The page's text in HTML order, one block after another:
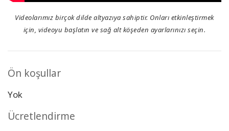
Videolarımız birçok dilde altyazıya sahiptir. Onları etkinleştirmek
için, videoyu başlatın ve sağ alt köşeden ayarlarınızı seçin.
Ön koşullar
Yok
Ücretlendirme